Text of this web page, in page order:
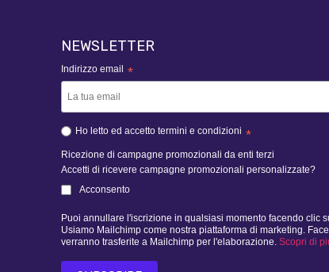
NEWSLETTER
Indirizzo email *
Ho letto ed accetto termini e condizioni *
Ricezione di campagne promozionali da enti terzi
Accetti di ricevere campagne promozionali personalizzate?
Acconsento
Puoi annullare l'iscrizione in qualsiasi momento facendo clic
Usiamo Mailchimp come nostra piattaforma di marketing.
verranno trasferite a Mailchimp per l'elaborazione. Scopri di